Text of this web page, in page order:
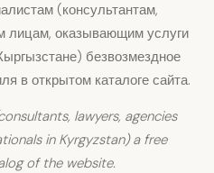
(консультантам,
лицам, оказывающим услуги
безвозмездное
в открытом каталоге сайта.
lawyers, agencies
in Kyrgyzstan) a free
of the website.